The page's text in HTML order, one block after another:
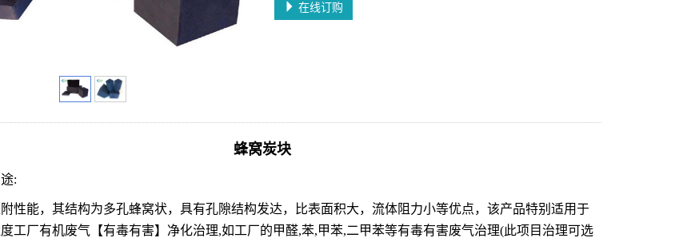
在线订购
蜂窝炭块
:
性能，其结构为多孔蜂窝状，具有孔隙结构发达，比表面积大，流体阻力小等优点，该产品特别适用于
工厂有机废气【有毒有害】净化治理,如工厂的甲醛,苯,甲苯,二甲苯等有毒有害废气治理(此项目治理可选